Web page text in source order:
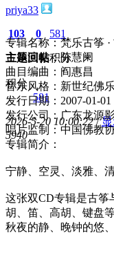
priya33
103
主题
0
回帖
581
积分
积分
581
2026-5-20 10:00:22 /
5940
专辑名称：梵乐古筝
古筝演奏：陈慧阑
曲目编曲：阎惠昌
音乐风格：新世纪佛
发行日期：2007-01-01
发行公司：广东龙源
唱片监制：中国佛教
专辑简介：
宁静、空灵、淡雅、
这张双CD专辑是古筝
胡、笛、高胡、键盘
秋夜的静、晚钟的悠